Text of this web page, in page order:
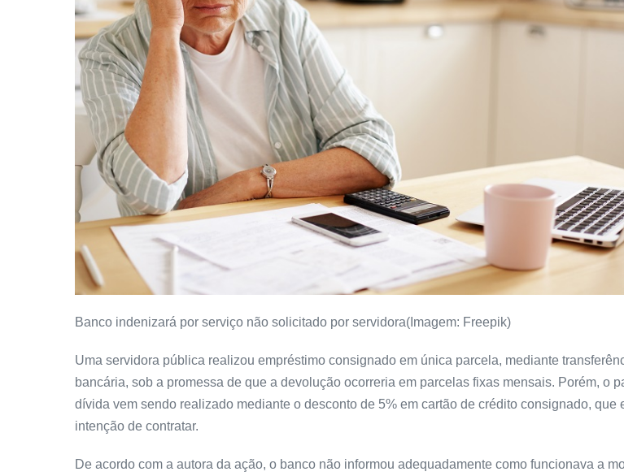
Banco indenizará por serviço não solicitado por servidora(Imagem: Freepik)
Uma servidora pública realizou empréstimo consignado em única parcela, mediante
bancária, sob a promessa de que a devolução ocorreria em parcelas fixas mensais. Porém, o
dívida vem sendo realizado mediante o desconto de 5% em cartão de crédito consignado, que
intenção de contratar.
De acordo com a autora da ação, o banco não informou adequadamente como funcionava a